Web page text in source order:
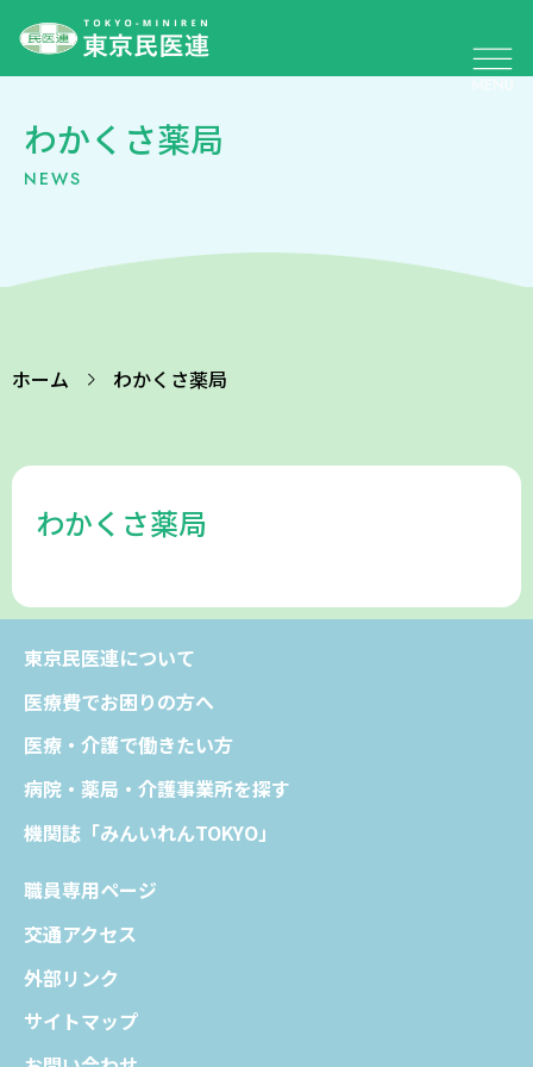
わかくさ薬局
NEWS
ホーム わかくさ薬局
わかくさ薬局
東京民医連について
医療費でお困りの方へ
医療・介護で働きたい方
病院・薬局・介護事業所を探す
機関誌「みんいれんTOKYO」
職員専用ページ
交通アクセス
外部リンク
サイトマップ